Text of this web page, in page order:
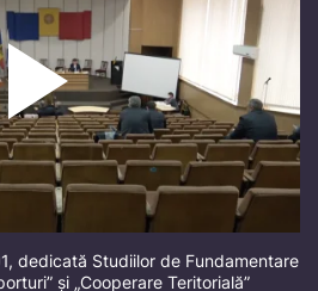
dedicată Studiilor de Fundamentare
și „Cooperare Teritorială”